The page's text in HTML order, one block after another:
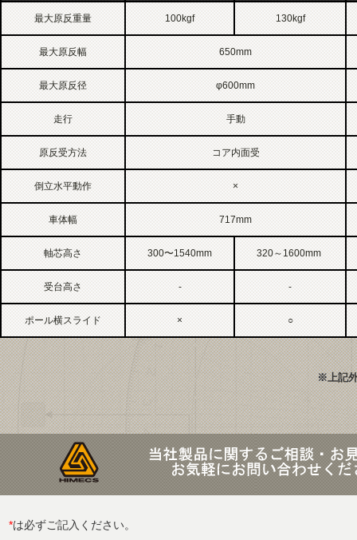
最大原反重量 100kgf 130kgf
最大原反幅 650mm
最大原反径 φ600mm
走行 手動
原反受方法 コア内面受
倒立水平動作 ×
車体幅 717mm
軸芯高さ 300〜1540mm 320～1600mm
受台高さ - -
ポール横スライド × ○
※上記
*は必ずご記入ください。